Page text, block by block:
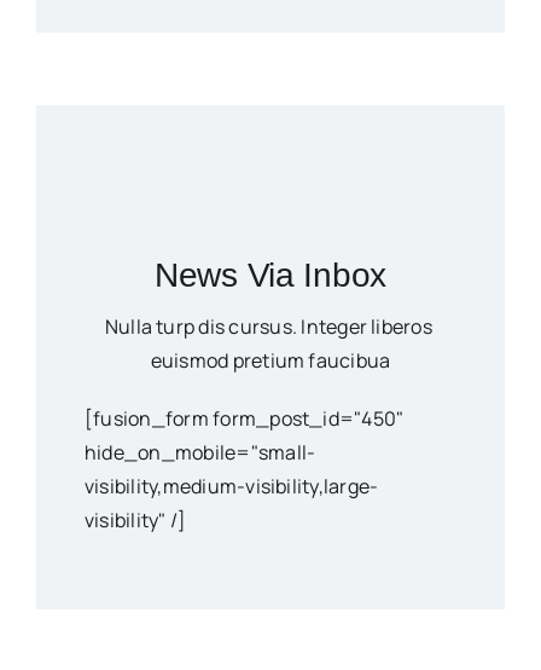
News Via Inbox
Nulla turp dis cursus. Integer liberos
euismod pretium faucibua
[fusion_form form_post_id="450"
hide_on_mobile="small-
visibility,medium-visibility,large-
visibility" /]